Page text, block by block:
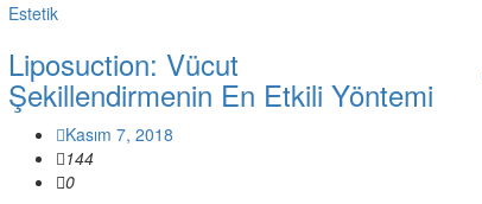
Estetik
Liposuction: Vücut
Şekillendirmenin En Etkili Yöntemi
Kasım 7, 2018
144
0